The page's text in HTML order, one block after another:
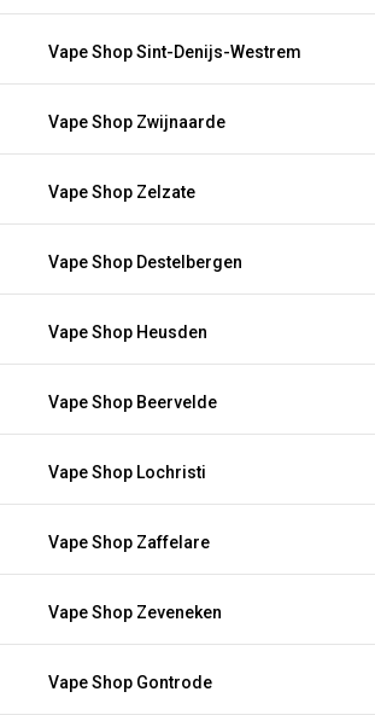
Vape Shop Sint-Denijs-Westrem
Vape Shop Zwijnaarde
Vape Shop Zelzate
Vape Shop Destelbergen
Vape Shop Heusden
Vape Shop Beervelde
Vape Shop Lochristi
Vape Shop Zaffelare
Vape Shop Zeveneken
Vape Shop Gontrode